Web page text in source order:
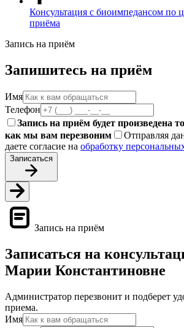
Консультация с биоимпедансом по
приёма
Запись на приём
Запишитесь на приём
Имя
Телефон
Запись на приём будет произведена
как мы вам перезвоним
Отправляя
даете согласие на обработку
Записаться
Запись на приём
Записаться на
Марии Константиновне
Администратор перезвонит и подберет
приема.
Имя